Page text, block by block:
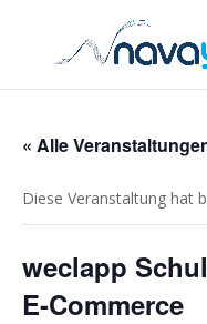
« Alle
Diese Veranstaltung hat
weclapp
E-Commerce